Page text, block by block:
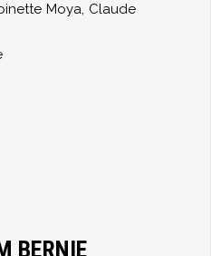
Moya, Claude
BERNIE